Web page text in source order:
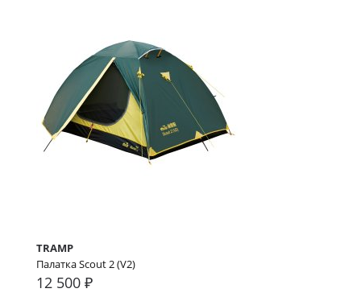
TRAMP
Палатка Scout 2 (V2)
12 500 ₽